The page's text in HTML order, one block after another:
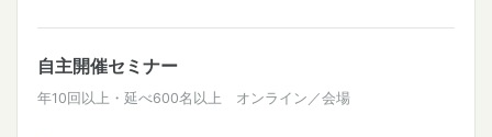
自主開催セミナー
年10回以上・延べ600名以上 オンライン／会場